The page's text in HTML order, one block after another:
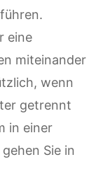
eine
miteinander
wenn
getrennt
in einer
Sie in